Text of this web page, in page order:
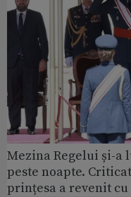
Mezina Regelui și-a
peste noapte.
prințesa a revenit